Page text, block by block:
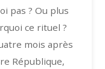
pas ? Ou plus
ce rituel ?
mois après
République,